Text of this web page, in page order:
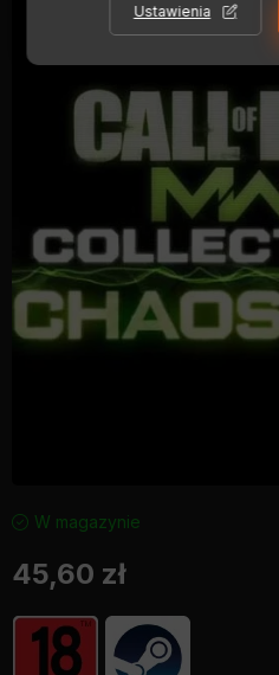
W magazynie
45,60 zł
Ustawienia